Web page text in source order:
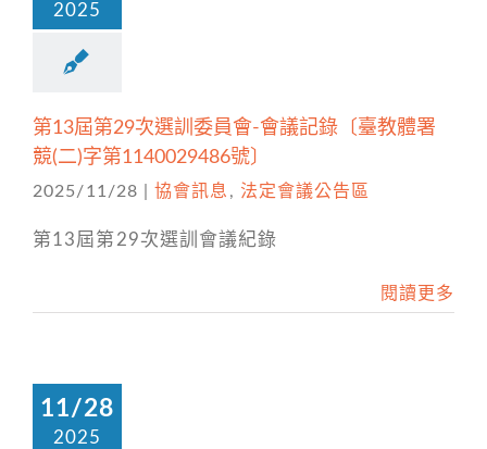
2025
第13屆第29次選訓委員會-會議記錄〔臺教體署
競(二)字第1140029486號〕
2025/11/28 協會訊息 , 法定會議公告區
第13屆第29次選訓會議紀錄
閱讀更多
11/28
2025